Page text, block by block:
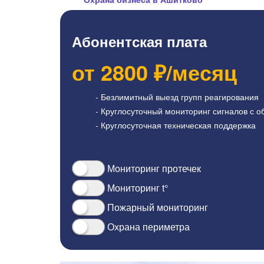
Абонентская плата
от 2800 ₽/месяц
- Безлимитный выезд групп реагирования
- Круглосуточный мониторинг сигналов с
- Круглосуточная техническая поддержка
Мониторинг протечек
Мониторинг t°
Пожарный мониторинг
Охрана периметра